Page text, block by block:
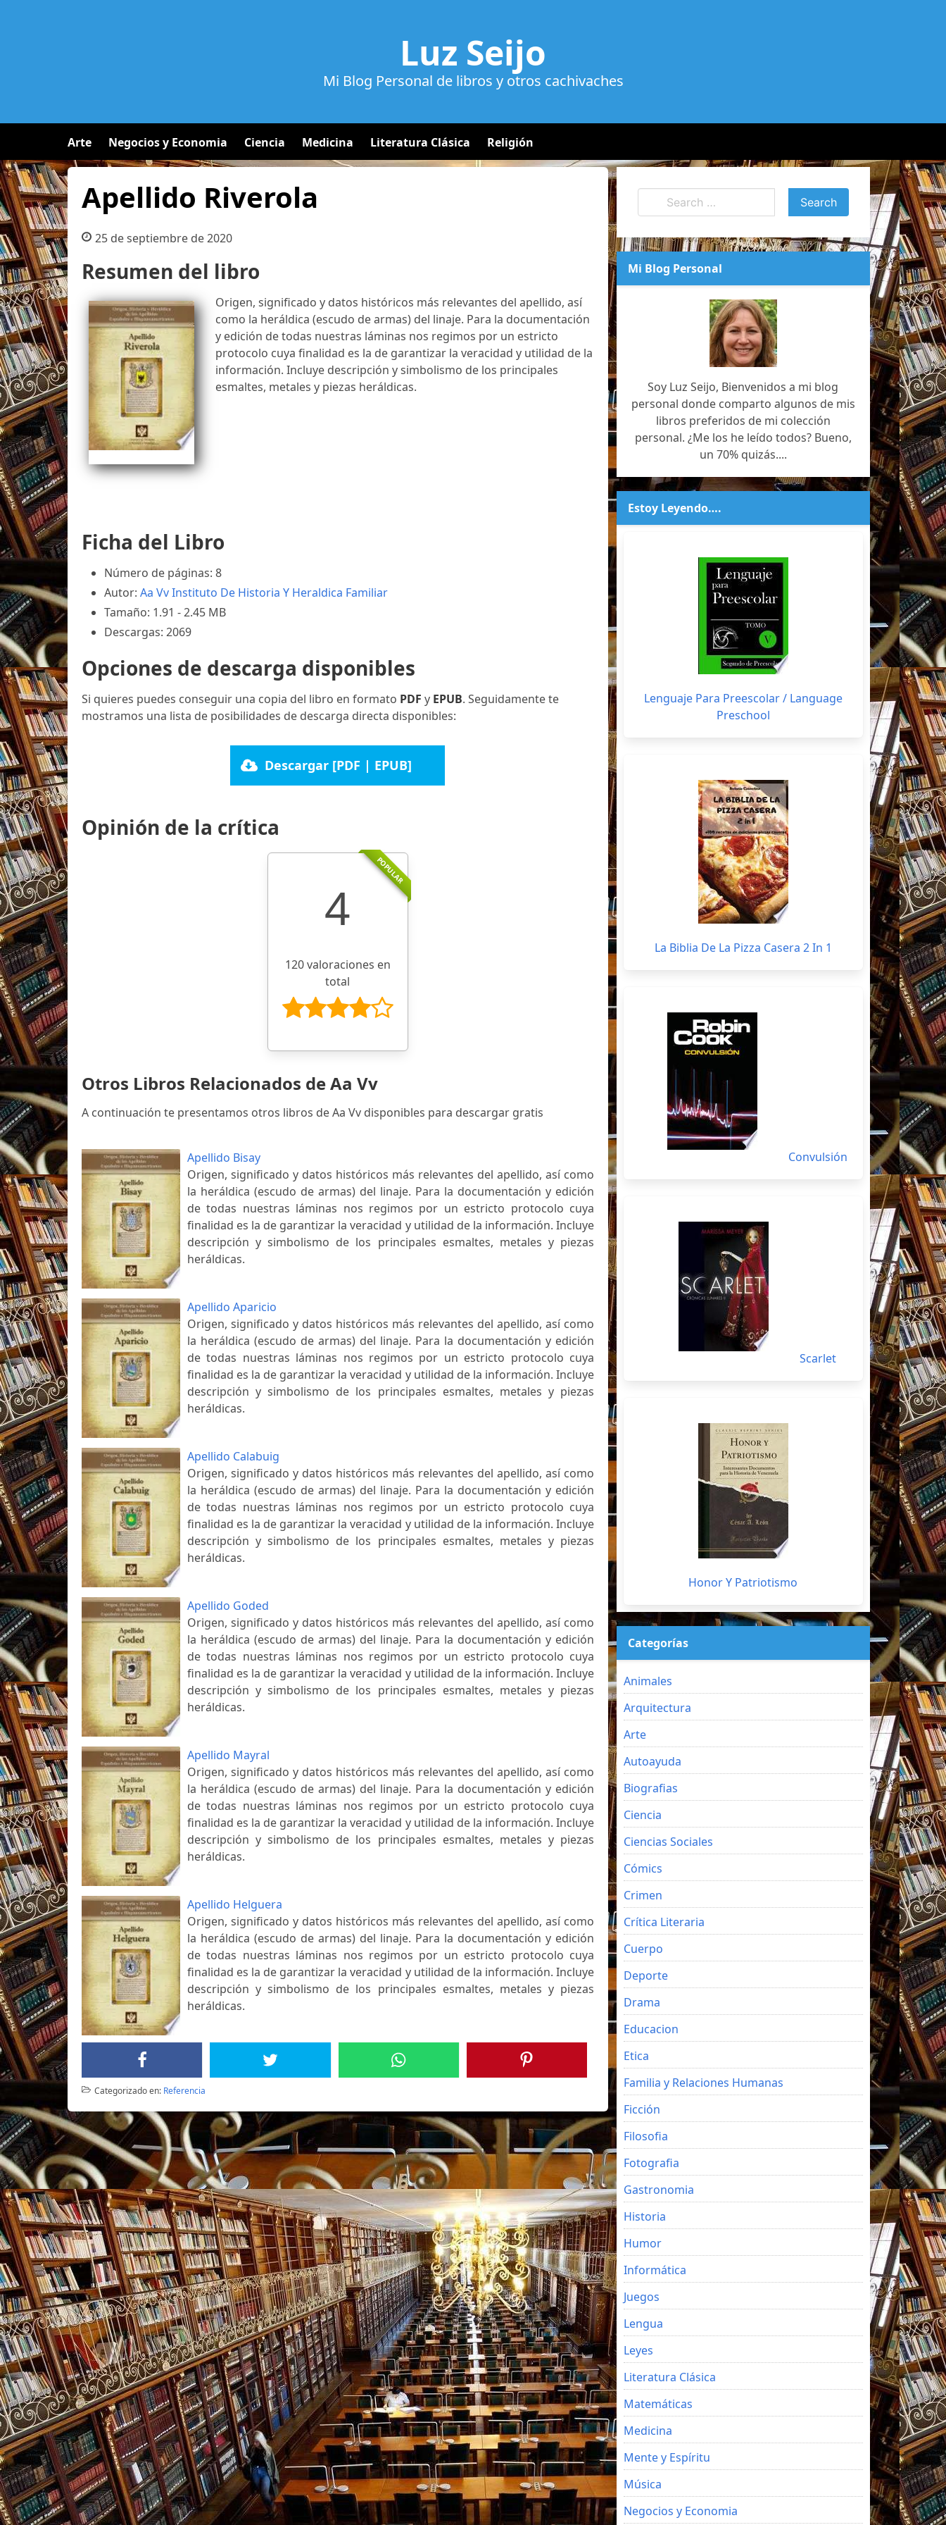
Luz Seijo
Mi Blog Personal de libros y otros cachivaches
Arte Negocios y Economia Ciencia Medicina Literatura Clásica Religión
Apellido Riverola
25 de septiembre de 2020
Resumen del libro
Origen, significado y datos históricos más relevantes del apellido, así
como la heráldica (escudo de armas) del linaje. Para la documentación
y edición de todas nuestras láminas nos regimos por un estricto
protocolo cuya finalidad es la de garantizar la veracidad y utilidad de la
información. Incluye descripción y simbolismo de los principales
esmaltes, metales y piezas heráldicas.
Ficha del Libro
Número de páginas: 8
Autor: Aa VvInstituto De Historia Y Heraldica Familiar
Tamaño: 1.91 - 2.45 MB
Descargas: 2069
Opciones de descarga disponibles
Si quieres puedes conseguir una copia del libro en formato PDF y EPUB. Seguidamente te
mostramos una lista de posibilidades de descarga directa disponibles:
Descargar [PDF | EPUB]
Opinión de la crítica
POPULAR
4
120 valoraciones en
total
Otros Libros Relacionados de Aa Vv
A continuación te presentamos otros libros de Aa Vv disponibles para descargar gratis
Apellido Bisay
Origen, significado y datos históricos más relevantes del apellido, así como
la heráldica (escudo de armas) del linaje. Para la documentación y edición
de todas nuestras láminas nos regimos por un estricto protocolo cuya
finalidad es la de garantizar la veracidad y utilidad de la información. Incluye
descripción y simbolismo de los principales esmaltes, metales y piezas
heráldicas.
Apellido Aparicio
Origen, significado y datos históricos más relevantes del apellido, así como
la heráldica (escudo de armas) del linaje. Para la documentación y edición
de todas nuestras láminas nos regimos por un estricto protocolo cuya
finalidad es la de garantizar la veracidad y utilidad de la información. Incluye
descripción y simbolismo de los principales esmaltes, metales y piezas
heráldicas.
Apellido Calabuig
Origen, significado y datos históricos más relevantes del apellido, así como
la heráldica (escudo de armas) del linaje. Para la documentación y edición
de todas nuestras láminas nos regimos por un estricto protocolo cuya
finalidad es la de garantizar la veracidad y utilidad de la información. Incluye
descripción y simbolismo de los principales esmaltes, metales y piezas
heráldicas.
Apellido Goded
Origen, significado y datos históricos más relevantes del apellido, así como
la heráldica (escudo de armas) del linaje. Para la documentación y edición
de todas nuestras láminas nos regimos por un estricto protocolo cuya
finalidad es la de garantizar la veracidad y utilidad de la información. Incluye
descripción y simbolismo de los principales esmaltes, metales y piezas
heráldicas.
Apellido Mayral
Origen, significado y datos históricos más relevantes del apellido, así como
la heráldica (escudo de armas) del linaje. Para la documentación y edición
de todas nuestras láminas nos regimos por un estricto protocolo cuya
finalidad es la de garantizar la veracidad y utilidad de la información. Incluye
descripción y simbolismo de los principales esmaltes, metales y piezas
heráldicas.
Apellido Helguera
Origen, significado y datos históricos más relevantes del apellido, así como
la heráldica (escudo de armas) del linaje. Para la documentación y edición
de todas nuestras láminas nos regimos por un estricto protocolo cuya
finalidad es la de garantizar la veracidad y utilidad de la información. Incluye
descripción y simbolismo de los principales esmaltes, metales y piezas
heráldicas.
Categorizado en: Referencia
Mi Blog Personal
Soy Luz Seijo, Bienvenidos a mi blog
personal donde comparto algunos de mis
libros preferidos de mi colección
personal. ¿Me los he leído todos? Bueno,
un 70% quizás....
Estoy Leyendo….
Lenguaje Para Preescolar / Language
Preschool
La Biblia De La Pizza Casera 2 In 1
Convulsión
Scarlet
Honor Y Patriotismo
Categorías
Animales
Arquitectura
Arte
Autoayuda
Biografias
Ciencia
Ciencias Sociales
Cómics
Crimen
Crítica Literaria
Cuerpo
Deporte
Drama
Educacion
Etica
Familia y Relaciones Humanas
Ficción
Filosofia
Fotografia
Gastronomia
Historia
Humor
Informática
Juegos
Lengua
Leyes
Literatura Clásica
Matemáticas
Medicina
Mente y Espíritu
Música
Negocios y Economia